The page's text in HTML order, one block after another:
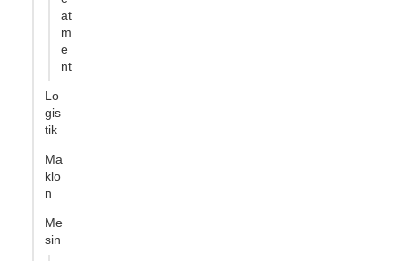
at
m
e
nt
Lo
gis
tik
Ma
klo
n
Me
sin